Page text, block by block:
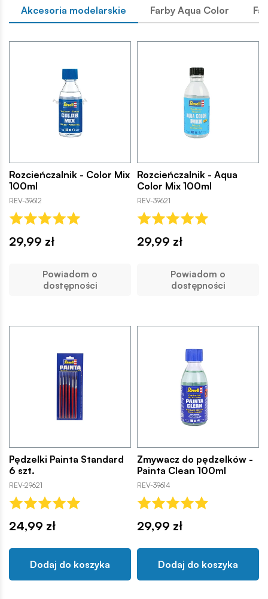
Akcesoria modelarskie Farby Aqua Color
Rozcieńczalnik - Color Mix
100ml
REV-39612
29,99 zł
Powiadom o
dostępności
Rozcieńczalnik - Aqua
Color Mix 100ml
REV-39621
29,99 zł
Powiadom o
dostępności
Pędzelki Painta Standard
6 szt.
REV-29621
24,99 zł
Dodaj do koszyka
Zmywacz do pędzelków -
Painta Clean 100ml
REV-39614
29,99 zł
Dodaj do koszyka